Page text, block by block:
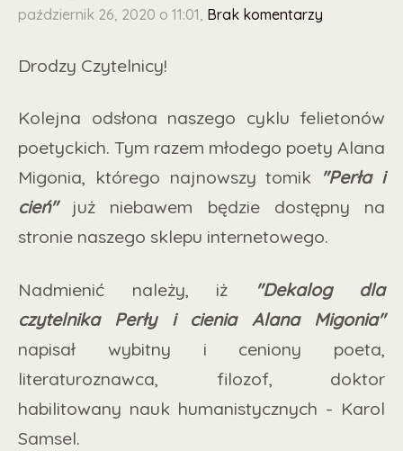
październik 26, 2020 o 11:01, Brak komentarzy
Drodzy Czytelnicy!
Kolejna odsłona naszego cyklu felietonów
poetyckich. Tym razem młodego poety Alana
Migonia, którego najnowszy tomik "Perła i
cień"już niebawem będzie dostępny na
stronie naszego sklepu internetowego.
Nadmienić należy, iż
"Dekalog dla
czytelnika Perły i cienia Alana Migonia"
napisał wybitny i ceniony poeta,
literaturoznawca, filozof, doktor
habilitowany nauk humanistycznych - Karol
Samsel.